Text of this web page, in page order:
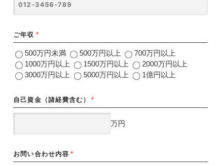
ご年収 *
500万円未満 500万円以上
700万円以上
1000万円以上
1500万円以上
2000万円以上
3000万円以上
5000万円以上 1億円以上
自己資金（諸経費含む） *
万円
お問い合わせ内容 *